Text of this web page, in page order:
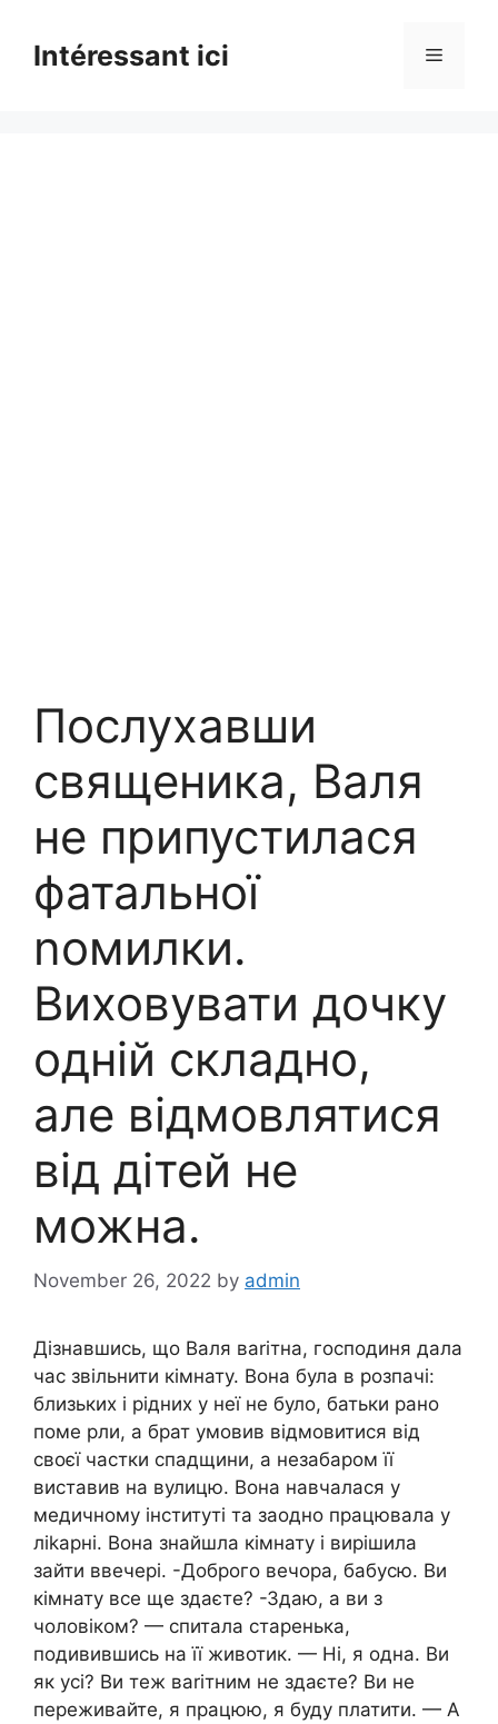
contentIntéressant ici Menu
Послухавши
священика, Валя
не припустилася
фатальної
nомилки.
Виховувати дочку
одній складно,
але відмовлятися
від дітей не
можна.
November 26, 2022 by admin
Дізнавшись, що Валя ваrітна, господиня дала
час звільнити кімнату. Вона була в розпачі:
близьких і рідних у неї не було, батьки рано
поме рли, а брат умовив відмовитися від
своєї частки спадщини, а незабаром її
виставив на вулицю. Вона навчалася у
медичному інституті та заодно працювала у
ліkарні. Вона знайшла кімнату і вирішила
зайти ввечері. -Доброго вечора, бабусю. Ви
кімнату все ще здаєте? -Здаю, а ви з
чоловіком? — спитала старенька,
подивившись на її животик. — Ні, я одна. Ви
як усі? Ви теж ваrітним не здаєте? Ви не
переживайте, я працюю, я буду платити. — А